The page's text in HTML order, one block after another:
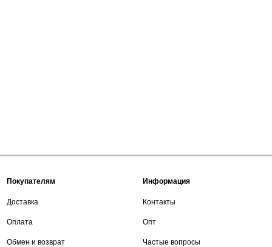
Покупателям
Доставка
Оплата
Обмен и возврат
Информация
Контакты
Опт
Частые вопросы